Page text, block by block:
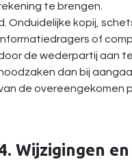
te brengen.
Onduidelijke kopij,
of
de wederpartij aan
dan bij
de overeengekomen
Wijzigingen